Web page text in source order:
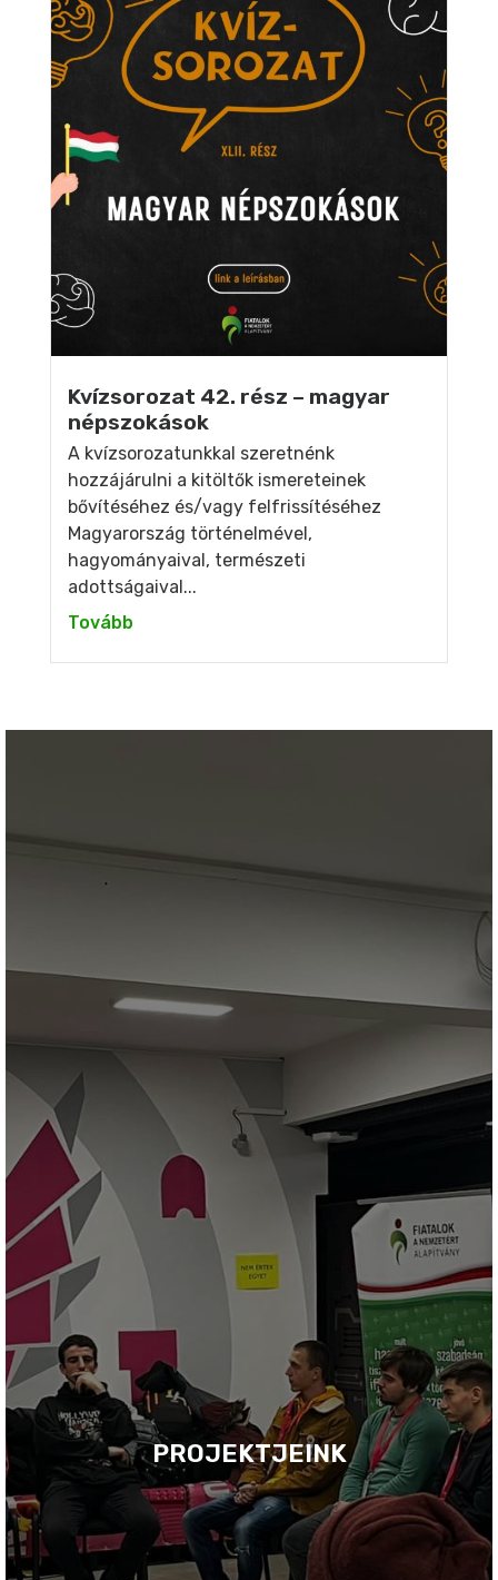
Kvízsorozat 42. rész – magyar
népszokások
A kvízsorozatunkkal szeretnénk
hozzájárulni a kitöltők ismereteinek
bővítéséhez és/vagy felfrissítéséhez
Magyarország történelmével,
hagyományaival, természeti
adottságaival...
Tovább
PROJEKTJEINK